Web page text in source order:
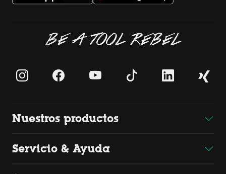
BE A TOOL REBEL
Nuestros productos
Servicio & Ayuda